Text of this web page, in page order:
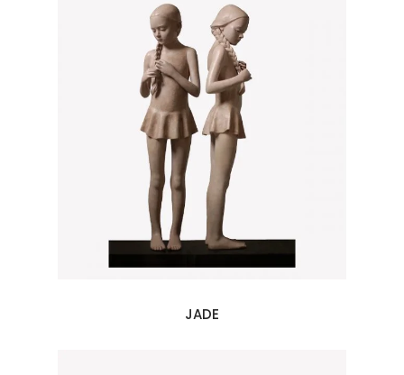
JADE